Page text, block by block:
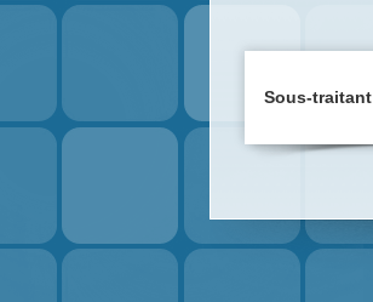
Sous-traitant